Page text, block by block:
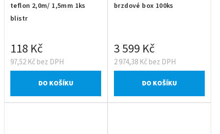
teflon 2,0m/ 1,5mm 1ks
blistr
97,52 Kč bez DPH
118 Kč
DO KOŠÍKU
brzdové box 100ks
2 974,38 Kč bez DPH
3 599 Kč
DO KOŠÍKU